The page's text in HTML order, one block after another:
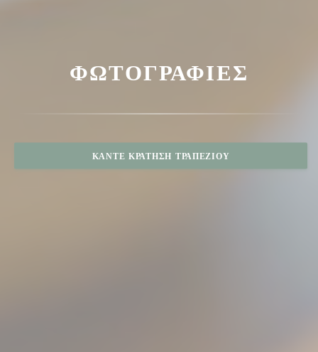
ΦΩΤΟΓΡΑΦΊΕΣ
ΚΆΝΤΕ ΚΡΆΤΗΣΗ ΤΡΑΠΕΖΙΟΎ